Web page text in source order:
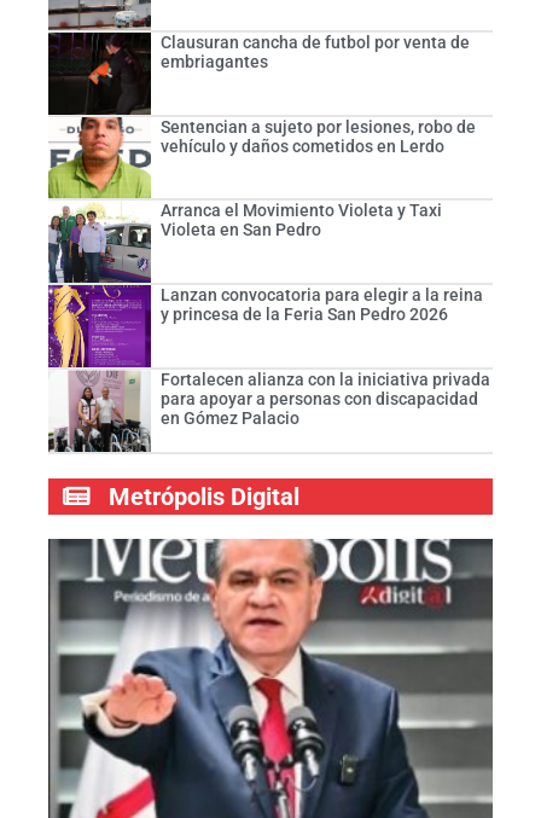
Clausuran cancha de futbol por venta de
embriagantes
Sentencian a sujeto por lesiones, robo de
vehículo y daños cometidos en Lerdo
Arranca el Movimiento Violeta y Taxi
Violeta en San Pedro
Lanzan convocatoria para elegir a la reina
y princesa de la Feria San Pedro 2026
Fortalecen alianza con la iniciativa privada
para apoyar a personas con discapacidad
en Gómez Palacio
Metrópolis Digital